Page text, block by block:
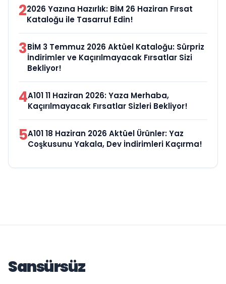
22026 Yazına Hazırlık: BİM 26 Haziran Fırsat
Kataloğu ile Tasarruf Edin!
3BİM 3 Temmuz 2026 Aktüel Kataloğu: Sürpriz
İndirimler ve Kaçırılmayacak Fırsatlar Sizi
Bekliyor!
4A101 11 Haziran 2026: Yaza Merhaba,
Kaçırılmayacak Fırsatlar Sizleri Bekliyor!
5A101 18 Haziran 2026 Aktüel Ürünler: Yaz
Coşkusunu Yakala, Dev İndirimleri Kaçırma!
Sansürsüz